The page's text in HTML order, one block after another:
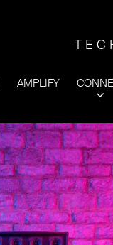
AMPLIFY